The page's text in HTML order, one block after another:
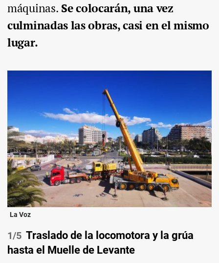
máquinas. Se colocarán, una vez
culminadas las obras, casi en el mismo
lugar.
La Voz
/5 Traslado de la locomotora y la grúa
hasta el Muelle de Levante